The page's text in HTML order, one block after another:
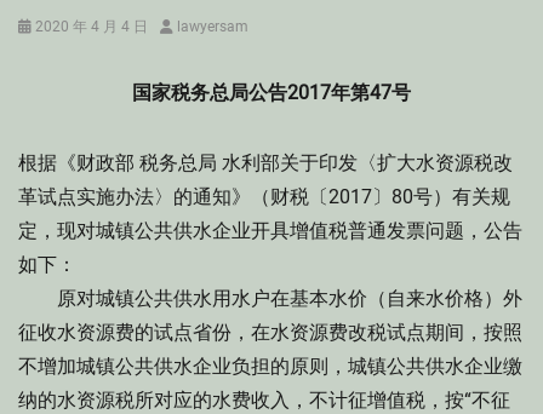
Posted
2020 年 4 月 4 日 Authorlawyersam
国家税务总局公告2017年第47号
根据《财政部 税务总局 水利部关于印发〈扩大水资源税改
革试点实施办法〉的通知》（财税〔2017〕80号）有关规
定，现对城镇公共供水企业开具增值税普通发票问题，公告
如下：
原对城镇公共供水用水户在基本水价（自来水价格）外
征收水资源费的试点省份，在水资源费改税试点期间，按照
不增加城镇公共供水企业负担的原则，城镇公共供水企业缴
纳的水资源税所对应的水费收入，不计征增值税，按“不征